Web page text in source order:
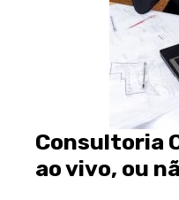
Consultoria
ao vivo, ou